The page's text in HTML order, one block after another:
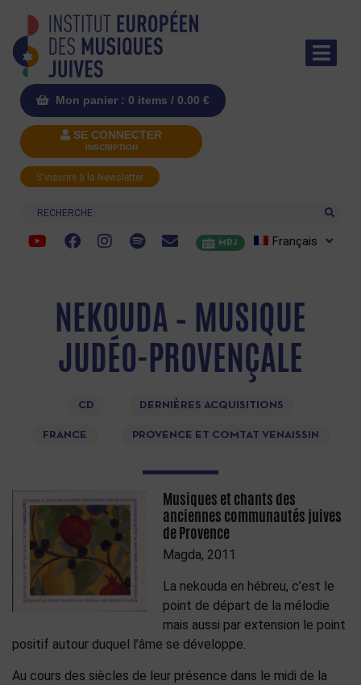
Mon panier : 0 items / 0.00 €
SE CONNECTER
INSCRIPTION
S'inscrire à la Newsletter
Recherche
MRJ Français
NEKOUDA – MUSIQUE
JUDÉO-PROVENÇALE
CD DERNIÈRES ACQUISITIONS
FRANCE PROVENCE ET COMTAT VENAISSIN
Musiques et chants des
anciennes communautés juives
de Provence
Magda, 2011
La nekouda en hébreu, c’est le
point de départ de la mélodie
mais aussi par extension le point
positif autour duquel l’âme se développe.
Au cours des siècles de leur présence dans le midi de la